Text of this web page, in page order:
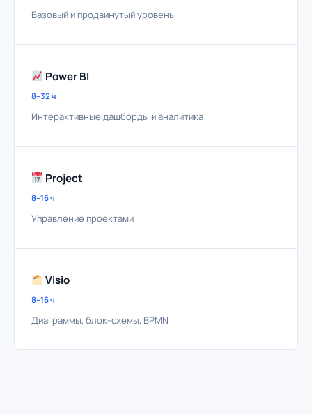
Базовый и продвинутый уровень
Power BI
8–32 ч
Интерактивные дашборды и аналитика
Project
8–16 ч
Управление проектами
Visio
8–16 ч
Диаграммы, блок-схемы, BPMN